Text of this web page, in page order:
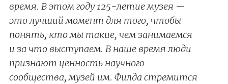
время. В этом году 125-летие музея —
это лучший момент для того, чтобы
понять, кто мы такие, чем занимаемся
и за что выступаем. В наше время люди
признают ценность научного
сообщества, музей им. Филда стремится